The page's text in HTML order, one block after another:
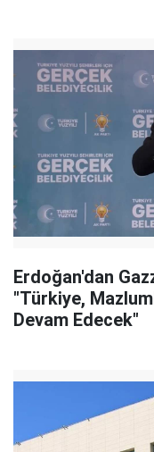
Erdoğan'dan
"Türkiye,
Devam Edecek"